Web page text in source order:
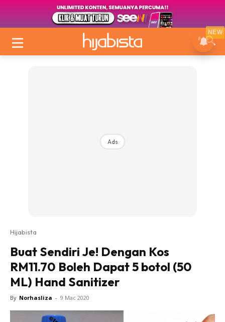
Ads
Hijabista
Buat Sendiri Je! Dengan Kos
RM11.70 Boleh Dapat 5 botol (50
ML) Hand Sanitizer
By Norhasliza - 9 Mac 2020
NEW